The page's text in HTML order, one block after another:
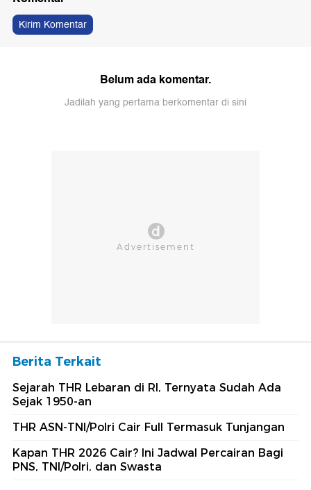
Kirim Komentar
Belum ada komentar.
Jadilah yang pertama berkomentar di sini
Berita Terkait
Sejarah THR Lebaran di RI, Ternyata Sudah Ada
Sejak 1950-an
THR ASN-TNI/Polri Cair Full Termasuk Tunjangan
Kapan THR 2026 Cair? Ini Jadwal Percairan Bagi
PNS, TNI/Polri, dan Swasta